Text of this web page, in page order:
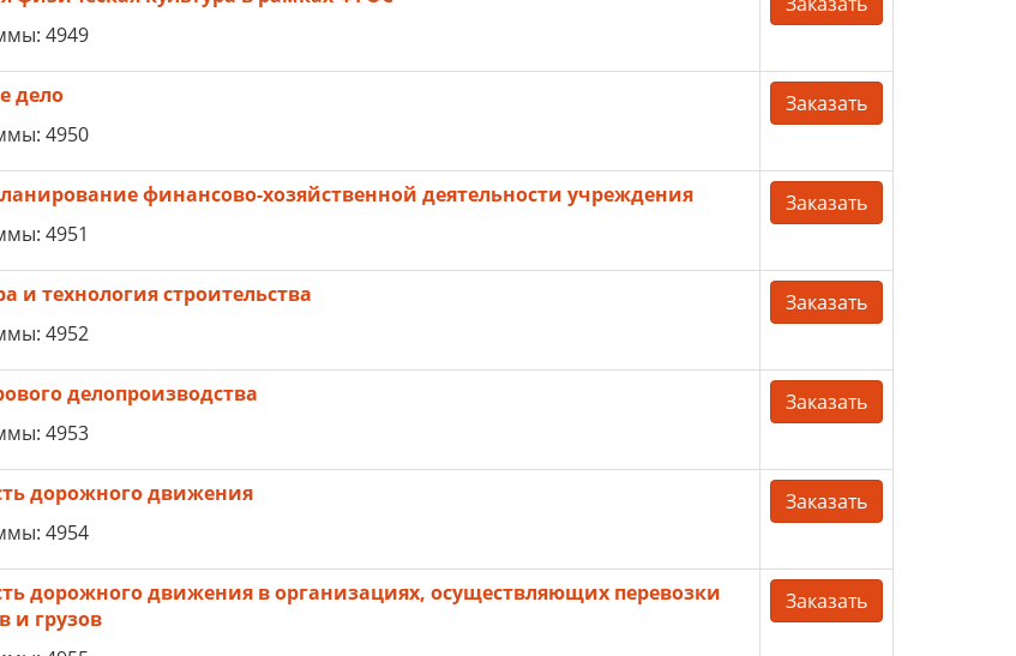
4949
дело
4950
Заказать
финансово-хозяйственной деятельности учреждения
4951
Заказать
и технология строительства
4952
Заказать
делопроизводства
4953
Заказать
дорожного движения
4954
Заказать
дорожного движения в организациях, осуществляющих перевозки
и грузов
Заказать